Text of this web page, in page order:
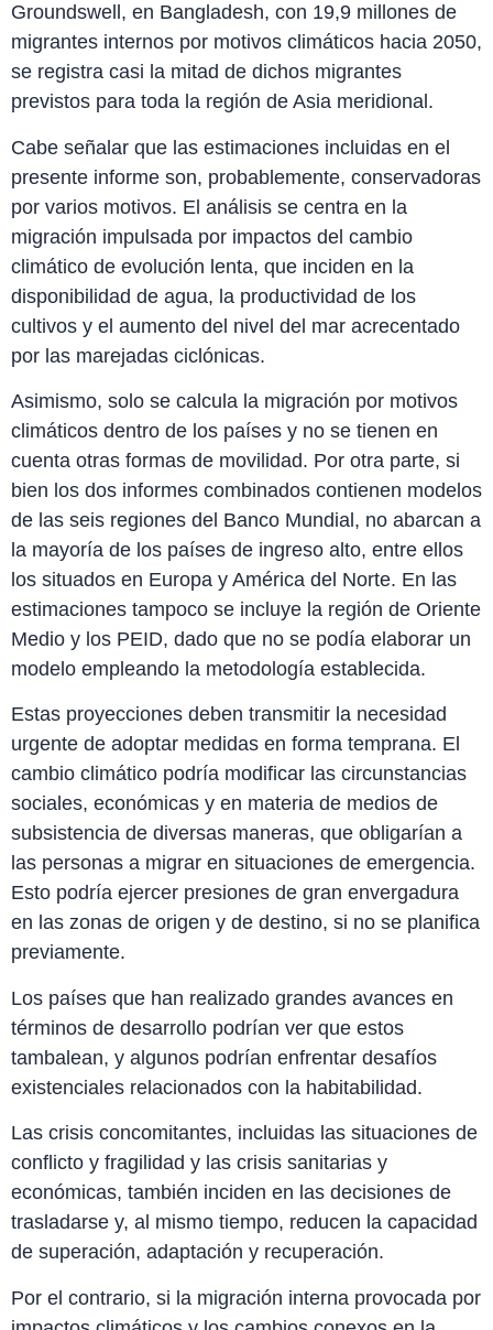
Groundswell, en Bangladesh, con 19,9 millones de
migrantes internos por motivos climáticos hacia 2050,
se registra casi la mitad de dichos migrantes
previstos para toda la región de Asia meridional.
Cabe señalar que las estimaciones incluidas en el
presente informe son, probablemente, conservadoras
por varios motivos. El análisis se centra en la
migración impulsada por impactos del cambio
climático de evolución lenta, que inciden en la
disponibilidad de agua, la productividad de los
cultivos y el aumento del nivel del mar acrecentado
por las marejadas ciclónicas.
Asimismo, solo se calcula la migración por motivos
climáticos dentro de los países y no se tienen en
cuenta otras formas de movilidad. Por otra parte, si
bien los dos informes combinados contienen modelos
de las seis regiones del Banco Mundial, no abarcan a
la mayoría de los países de ingreso alto, entre ellos
los situados en Europa y América del Norte. En las
estimaciones tampoco se incluye la región de Oriente
Medio y los PEID, dado que no se podía elaborar un
modelo empleando la metodología establecida.
Estas proyecciones deben transmitir la necesidad
urgente de adoptar medidas en forma temprana. El
cambio climático podría modificar las circunstancias
sociales, económicas y en materia de medios de
subsistencia de diversas maneras, que obligarían a
las personas a migrar en situaciones de emergencia.
Esto podría ejercer presiones de gran envergadura
en las zonas de origen y de destino, si no se planifica
previamente.
Los países que han realizado grandes avances en
términos de desarrollo podrían ver que estos
tambalean, y algunos podrían enfrentar desafíos
existenciales relacionados con la habitabilidad.
Las crisis concomitantes, incluidas las situaciones de
conflicto y fragilidad y las crisis sanitarias y
económicas, también inciden en las decisiones de
trasladarse y, al mismo tiempo, reducen la capacidad
de superación, adaptación y recuperación.
Por el contrario, si la migración interna provocada por